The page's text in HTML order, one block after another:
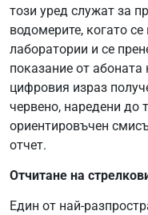
този уред служат за
водомерите, когато
лаборатории и се
показание от
цифровия израз
червено, наредени до
ориентировъчен
отчет.
Отчитане на
Един от най-